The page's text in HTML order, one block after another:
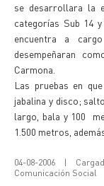
se desarrollara la
categorías Sub 14
encuentra a
desempeñaran
Carmona.
Las pruebas en
jabalina y disco;
largo, bala y 100
1.500 metros,
04-08-2006 |
Comunicación Social